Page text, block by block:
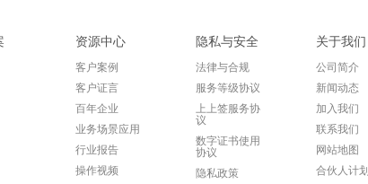
资源中心
客户案例
客户证言
百年企业
业务场景应用
行业报告
操作视频
隐私与安全
法律与合规
服务等级协议
上上签服务协
议
数字证书使用
协议
隐私政策
关于我们
公司简介
新闻动态
加入我们
联系我们
网站地图
合伙人计划